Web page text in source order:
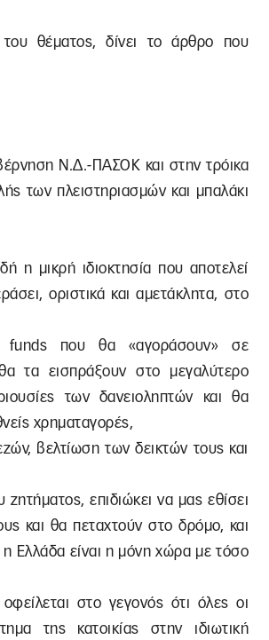
του θέματος, δίνει το άρθρο που
Ν.Δ.-ΠΑΣΟΚ και στην τρόικα
των πλειστηριασμών και μπαλάκι
η μικρή ιδιοκτησία που αποτελεί
οριστικά και αμετάκλητα, στο
funds που θα «αγοράσουν» σε
θα τα εισπράξουν στο μεγαλύτερο
των δανειοληπτών και θα
χρηματαγορές,
βελτίωση των δεικτών τους και
επιδιώκει να μας εθίσει
και θα πεταχτούν στο δρόμο, και
η Ελλάδα είναι η μόνη χώρα με τόσο
στο γεγονός ότι όλες οι
της κατοικίας στην ιδιωτική